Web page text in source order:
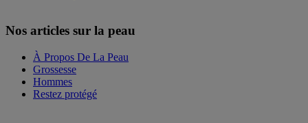
Nos articles sur la peau
À Propos De La Peau
Grossesse
Hommes
Restez protégé